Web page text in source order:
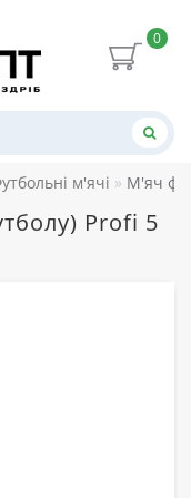
0
м'ячі М'яч
Profi 5